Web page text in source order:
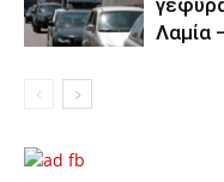
Λαμία